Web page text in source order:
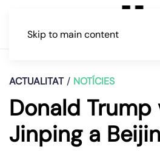
Skip to main content
ACTUALITAT NOTÍCIES
Donald Trump
Jinping a